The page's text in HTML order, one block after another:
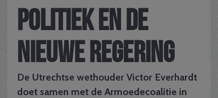
politiek en de
nieuwe regering
De Utrechtse wethouder Victor Everhardt
doet samen met de Armoedecoalitie in